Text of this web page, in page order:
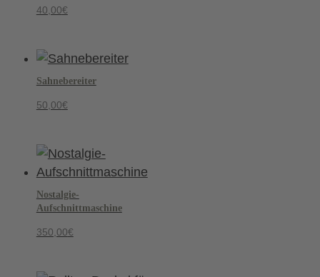
40,00€
Sahnebereiter
50,00€
Nostalgie-
Aufschnittmaschine
350,00€